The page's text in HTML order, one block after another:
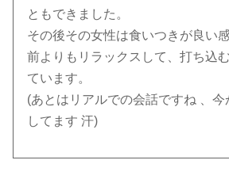
ともできました。
その後その女性は食いつきが良い感
前よりもリラックスして、打ち込
ています。
(あとはリアルでの会話ですね 、
してます 汗)